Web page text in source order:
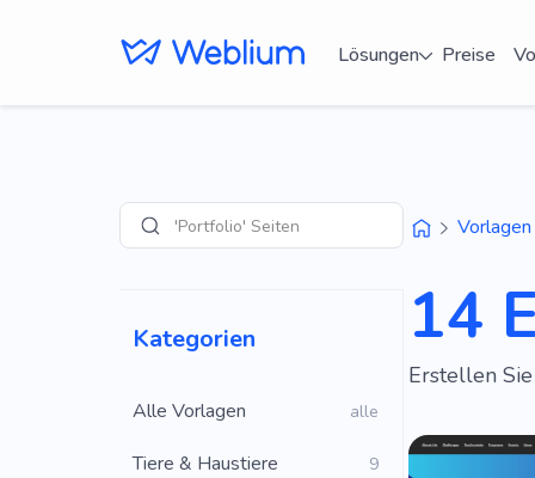
Lösungen Preise
Suche'Portfolio' Seiten
Kategorien
Alle Vorlagen alle
Tiere & Haustiere 9
Vorlagen
14
Erstellen